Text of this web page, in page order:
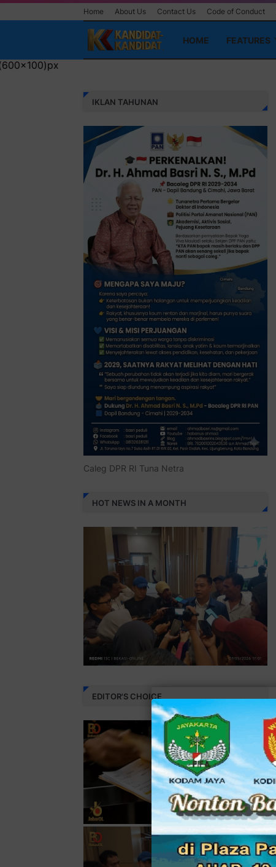
Home About Us Contact Us Code of Conduct
HOME FEATURES
IKLAN TAHUNAN
Caleg DPR RI Tuna Netra
HOT NEWS IN A MONTH
EDITOR'S CHOICE